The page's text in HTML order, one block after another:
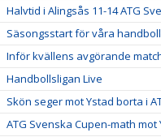
Halvtid i Alingsås 11-14 ATG
Säsongsstart för våra
Inför kvällens avgörande
Handbollsligan Live
Skön seger mot Ystad borta i
ATG Svenska Cupen-math mot